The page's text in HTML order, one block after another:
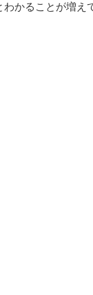
かることが増え